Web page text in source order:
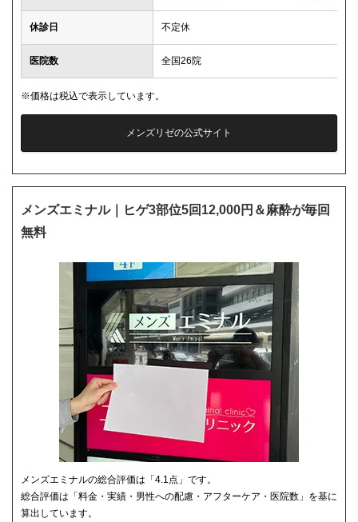
休診日 不定休
医院数 全国26院
※価格は税込で表示しています。
メンズリゼの公式サイト
メンズエミナル｜ヒゲ3部位5回12,000円＆麻酔が毎回
無料
メンズエミナルの総合評価は「4.1点」です。
総合評価は「料金・実績・男性への配慮・アフターケア・医院数」を基に
算出しています。